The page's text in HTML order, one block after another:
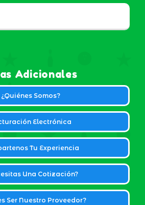
Adicionales
¿Quiénes Somos?
Electrónica
Tu Experiencia
Una Cotización?
Ser Nuestro Proveedor?